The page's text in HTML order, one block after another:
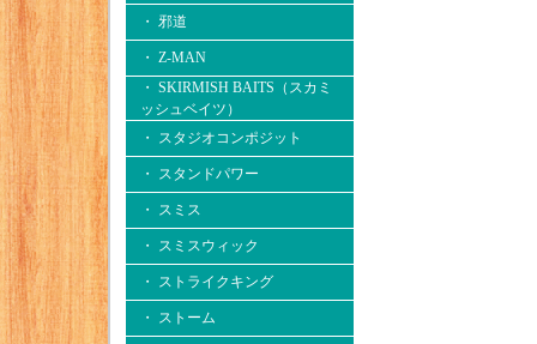
・ 邪道
・ Z-MAN
・ SKIRMISH BAITS（スカミ
ッシュベイツ）
・ スタジオコンポジット
・ スタンドパワー
・ スミス
・ スミスウィック
・ ストライクキング
・ ストーム